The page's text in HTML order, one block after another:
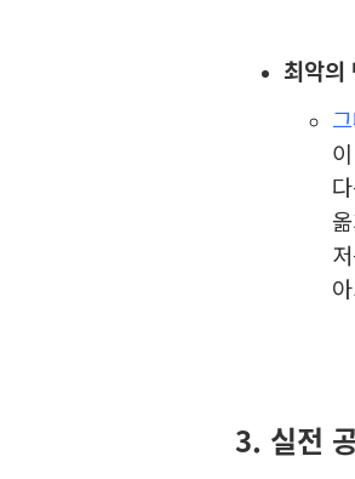
최악의
3. 실전